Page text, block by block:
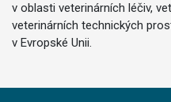
v oblasti veterinárních léčiv,
veterinárních technických
v Evropské Unii.